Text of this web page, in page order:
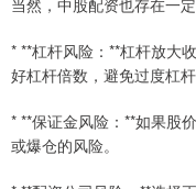
当然，中股配资也存在一
* **杠杆风险：**杠杆放大
好杠杆倍数，避免过度杠杆
* **保证金风险：**如果股
或爆仓的风险。